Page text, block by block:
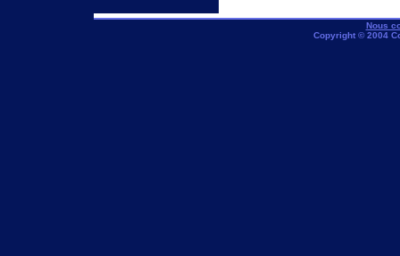
Nous
Copyright © 2004